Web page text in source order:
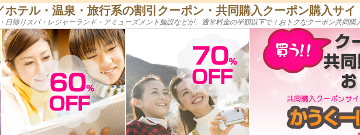
ホテル・温泉・旅行系の割引クーポン・共同購入クーポン購入サイ
日帰りスパ・レジャーランド・アミューズメント施設などが、通常料金の半額以下で！おトクなクーポン共同購